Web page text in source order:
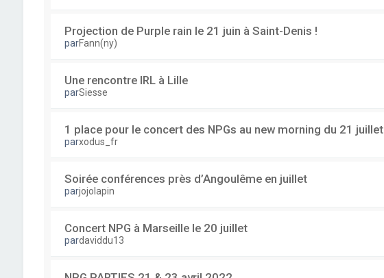
Projection de Purple rain le 21 juin à Saint-Denis !
parFann(ny)
Une rencontre IRL à Lille
parSiesse
1 place pour le concert des NPGs au new morning du 21 juillet
parxodus_fr
Soirée conférences près d’Angoulême en juillet
parjojolapin
Concert NPG à Marseille le 20 juillet
pardaviddu13